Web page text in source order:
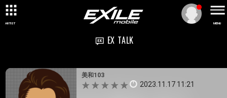
ARTIST MENU
EX TALK
美和103
2023.11.17 11:21